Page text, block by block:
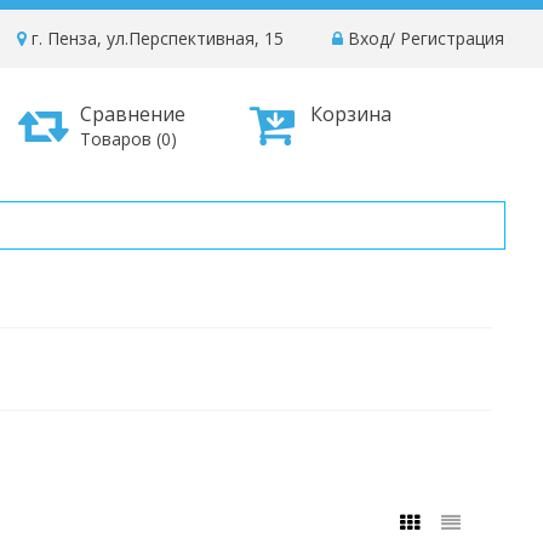
Вход/ Регистрация
г. Пенза, ул.Перспективная, 15
Корзина
Сравнение
Товаров (0)